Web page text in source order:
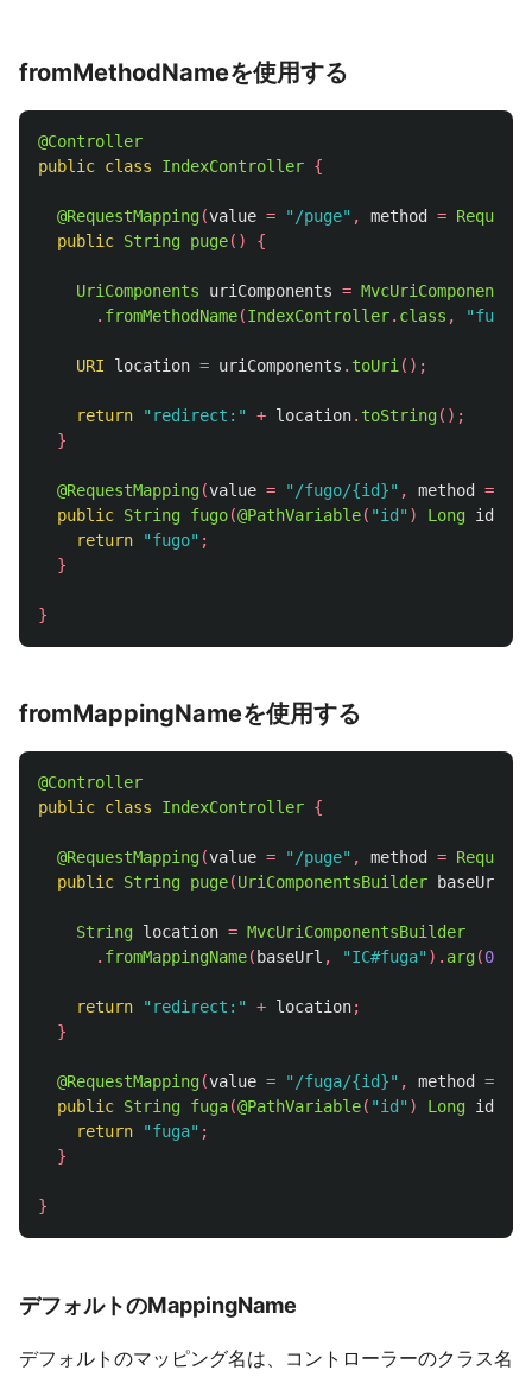
fromMethodNameを使用する
@Controller
public class IndexController {
@RequestMapping(value = "/puge" , method =
public String puge() {
UriComponents uriComponents =
. fromMethodName(IndexController. class , "fuga"
URI location = uriComponents . toUri ();
return "redirect:" + location. toString();
}
@RequestMapping(value = "/fugo/{id}" , method =
public String fugo(@PathVariable( "id" ) Long id
return
"fugo" ;
}
}
fromMappingNameを使用する
@Controller
public class IndexController {
@RequestMapping(value = "/puge" , method =
public String puge(UriComponentsBuilder baseUrl
String location = MvcUriComponentsBuilder
. fromMappingName( baseUrl , "IC#fuga" ). arg(0
return "redirect:" + location;
}
@RequestMapping(value = "/fuga/{id}" , method =
public String fuga(@PathVariable( "id" ) Long id
return
"fuga" ;
}
}
デフォルトのMappingName
デフォルトのマッピング名は、コントローラーのクラス名